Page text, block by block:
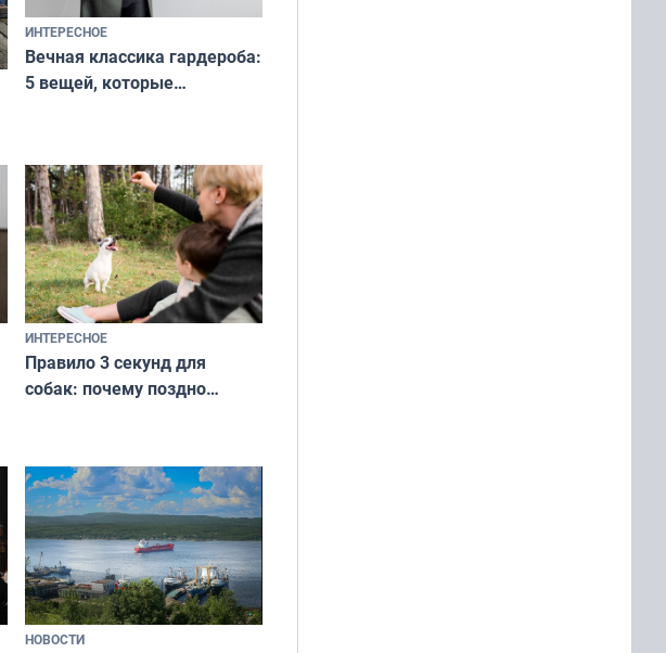
ИНТЕРЕСНОЕ
Вечная классика гардероба:
5 вещей, которые
и актуально в любой сезон
ИНТЕРЕСНОЕ
Правило 3 секунд для
собак: почему поздно
питомцу всё сразу и без
криков
НОВОСТИ